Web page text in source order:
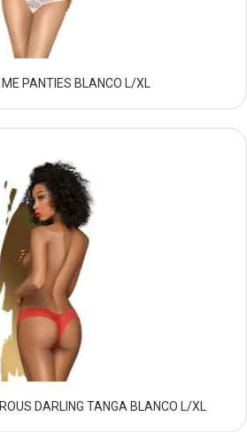
PANTIES BLANCO L/XL
DARLING TANGA BLANCO L/XL